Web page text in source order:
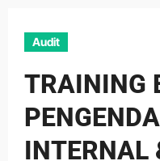
Audit
TRAINING
INTERNAL